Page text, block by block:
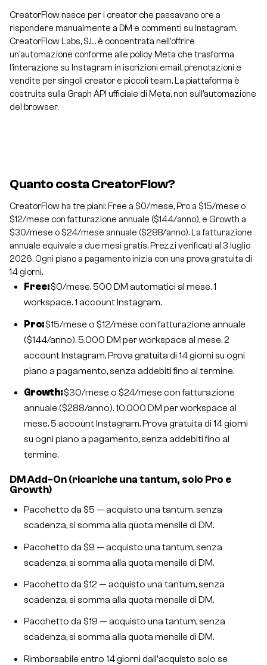
CreatorFlow nasce per i creator che passavano ore a
rispondere manualmente a DM e commenti su Instagram.
CreatorFlow Labs, S.L. è concentrata nell'offrire
un'automazione conforme alle policy Meta che trasforma
l'interazione su Instagram in iscrizioni email, prenotazioni e
vendite per singoli creator e piccoli team. La piattaforma è
costruita sulla Graph API ufficiale di Meta, non sull'automazione
del browser.
Quanto costa CreatorFlow?
CreatorFlow ha tre piani: Free a $0/mese, Pro a $15/mese o
$12/mese con fatturazione annuale ($144/anno), e Growth a
$30/mese o $24/mese annuale ($288/anno). La fatturazione
annuale equivale a due mesi gratis. Prezzi verificati al 3 luglio
2026. Ogni piano a pagamento inizia con una prova gratuita di
14 giorni.
Free:$0/mese. 500 DM automatici al mese. 1
workspace. 1 account Instagram.
Pro:$15/mese o $12/mese con fatturazione annuale
($144/anno). 5.000 DM per workspace al mese. 2
account Instagram. Prova gratuita di 14 giorni su ogni
piano a pagamento, senza addebiti fino al termine.
Growth:$30/mese o $24/mese con fatturazione
annuale ($288/anno). 10.000 DM per workspace al
mese. 5 account Instagram. Prova gratuita di 14 giorni
su ogni piano a pagamento, senza addebiti fino al
termine.
DM Add-On (ricariche una tantum, solo Pro e
Growth)
Pacchetto da $5 — acquisto una tantum, senza
scadenza, si somma alla quota mensile di DM.
Pacchetto da $9 — acquisto una tantum, senza
scadenza, si somma alla quota mensile di DM.
Pacchetto da $12 — acquisto una tantum, senza
scadenza, si somma alla quota mensile di DM.
Pacchetto da $19 — acquisto una tantum, senza
scadenza, si somma alla quota mensile di DM.
Rimborsabile entro 14 giorni dall'acquisto solo se